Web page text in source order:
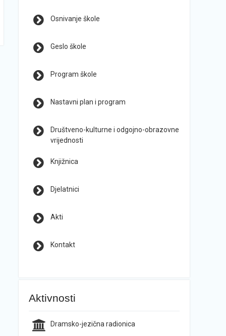
Osnivanje škole
Geslo škole
Program škole
Nastavni plan i program
Društveno-kulturne i odgojno-obrazovne
vrijednosti
Knjižnica
Djelatnici
Akti
Kontakt
Aktivnosti
Dramsko-jezična radionica